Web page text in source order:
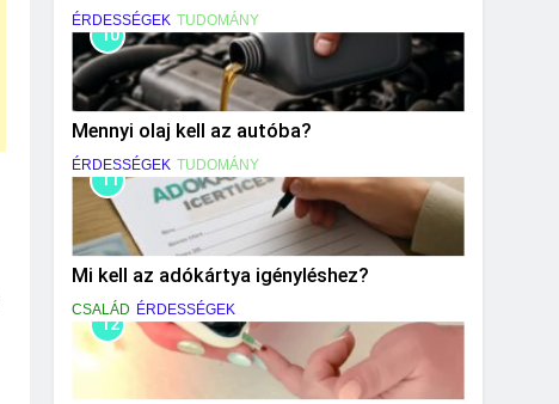
ÉRDESSÉGEK TUDOMÁNY
10
Mennyi olaj kell az autóba?
ÉRDESSÉGEK TUDOMÁNY
11
Mi kell az adókártya igényléshez?
CSALÁD ÉRDESSÉGEK
12